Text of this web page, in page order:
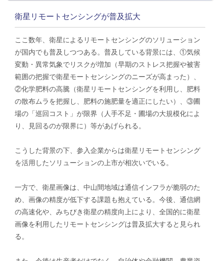
衛星リモートセンシングが普及拡大
ここ数年、衛星によるリモートセンシングのソリューション
が国内でも普及しつつある。普及している背景には、①気候
変動・異常気象でリスクが増加（早期のストレス把握や被害
範囲の把握で衛星モートセンシングのニーズが高まった）、
②化学肥料の高騰（衛星リモートセンシングを利用し、肥料
の散布ムラを把握し、肥料の施肥量を適正にしたい）、③圃
場の「巡回コスト」が限界（人手不足・圃場の大規模化によ
り、見回るのが限界に）等があげられる。
こうした背景の下、参入企業からは衛星リモートセンシング
を活用したソリューションの上市が相次いでいる。
一方で、衛星画像は、中山間地域は通信インフラが脆弱のた
め、画像の精度が低下する課題も抱えている。今後、通信網
の高速化や、みちびき衛星の精度向上により、全国的に衛星
画像を利用したリモートセンシングは普及拡大すると見られ
る。